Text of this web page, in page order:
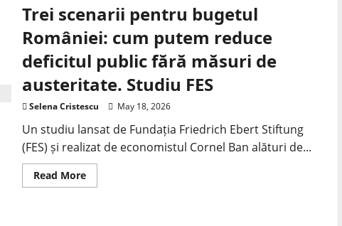
Trei scenarii pentru bugetul
României: cum putem reduce
deficitul public fără măsuri de
austeritate. Studiu FES
Selena Cristescu May 18, 2026
Un studiu lansat de Fundația Friedrich Ebert Stiftung
(FES) și realizat de economistul Cornel Ban alături de...
Read More